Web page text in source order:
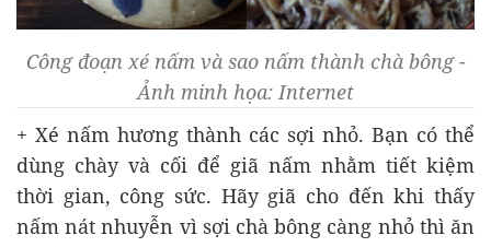
Công đoạn xé nấm và sao nấm thành chà bông -
Ảnh minh họa: Internet
+ Xé nấm hương thành các sợi nhỏ. Bạn có thể
dùng chày và cối để giã nấm nhằm tiết kiệm
thời gian, công sức. Hãy giã cho đến khi thấy
nấm nát nhuyễn vì sợi chà bông càng nhỏ thì ăn